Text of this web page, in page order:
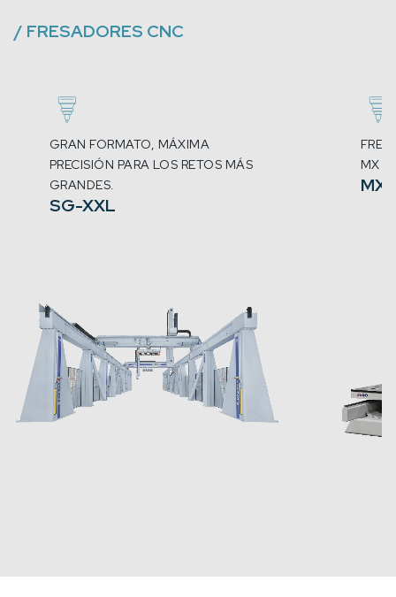
/ FRESADORES CNC
GRAN FORMATO, MÁXIMA
PRECISIÓN PARA LOS RETOS MÁS
GRANDES.
SG-XXL
MX
MX